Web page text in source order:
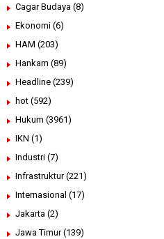
Cagar Budaya (8)
Ekonomi (6)
HAM (203)
Hankam (89)
Headline (239)
hot (592)
Hukum (3961)
IKN (1)
Industri (7)
Infrastruktur (221)
Internasional (17)
Jakarta (2)
Jawa Timur (139)